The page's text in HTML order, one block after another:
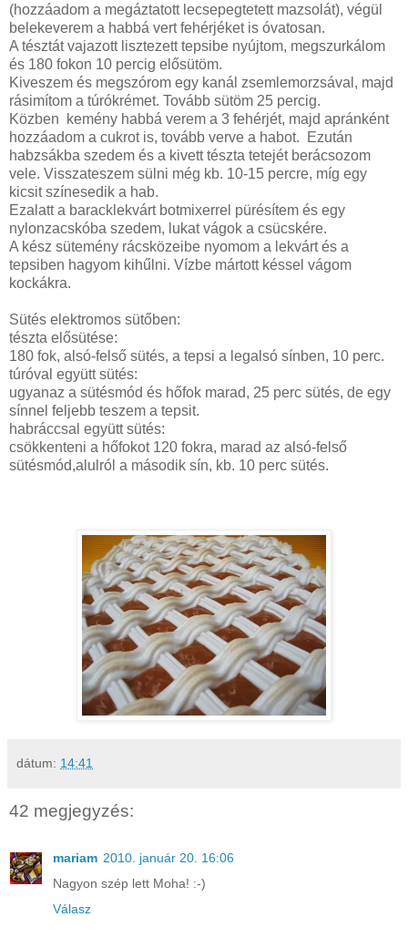
(hozzáadom a megáztatott lecsepegtetett mazsolát), végül
belekeverem a habbá vert fehérjéket is óvatosan.
A tésztát vajazott lisztezett tepsibe nyújtom, megszurkálom
és 180 fokon 10 percig elősütöm.
Kiveszem és megszórom egy kanál zsemlemorzsával, majd
rásimítom a túrókrémet. Tovább sütöm 25 percig.
Közben kemény habbá verem a 3 fehérjét, majd apránként
hozzáadom a cukrot is, tovább verve a habot. Ezután
habzsákba szedem és a kivett tészta tetejét berácsozom
vele. Visszateszem sülni még kb. 10-15 percre, míg egy
kicsit színesedik a hab.
Ezalatt a baracklekvárt botmixerrel pürésítem és egy
nylonzacskóba szedem, lukat vágok a csücskére.
A kész sütemény rácsközeibe nyomom a lekvárt és a
tepsiben hagyom kihűlni. Vízbe mártott késsel vágom
kockákra.
Sütés elektromos sütőben:
tészta elősütése:
180 fok, alsó-felső sütés, a tepsi a legalsó sínben, 10 perc.
túróval együtt sütés:
ugyanaz a sütésmód és hőfok marad, 25 perc sütés, de egy
sínnel feljebb teszem a tepsit.
habráccsal együtt sütés:
csökkenteni a hőfokot 120 fokra, marad az alsó-felső
sütésmód,alulról a második sín, kb. 10 perc sütés.
dátum: 14:41
42 megjegyzés:
mariam 2010. január 20. 16:06
Nagyon szép lett Moha! :-)
Válasz